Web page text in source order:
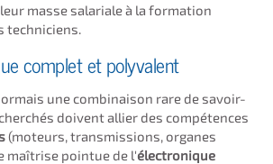
masse salariale à la formation
techniciens.
complet et polyvalent
une combinaison rare de savoir-
doivent allier des compétences
(moteurs, transmissions, organes
maîtrise pointue de l'électronique